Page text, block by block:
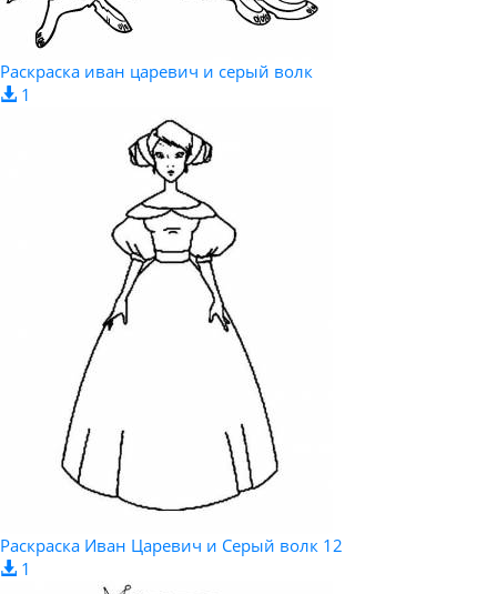
Раскраска иван царевич и серый волк
1
Раскраска Иван Царевич и Серый волк 12
1